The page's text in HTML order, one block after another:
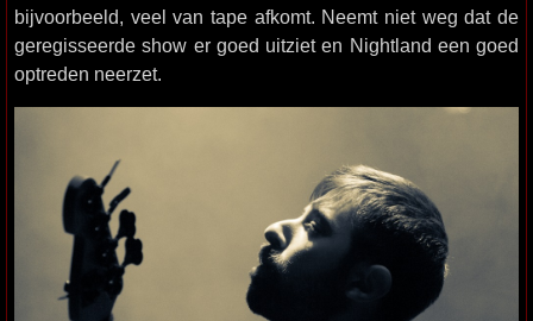
bijvoorbeeld, veel van tape afkomt. Neemt niet weg dat de
geregisseerde show er goed uitziet en Nightland een goed
optreden neerzet.